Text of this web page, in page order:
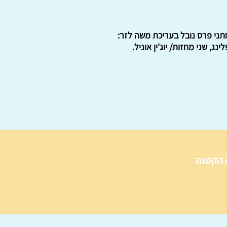
פרס נובל בעריכת משה לזר:
שני מחזות/ יוג'ין אוניל.
הקטנה